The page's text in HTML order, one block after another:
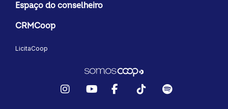
Espaço do conselheiro
CRMCoop
LicitaCoop